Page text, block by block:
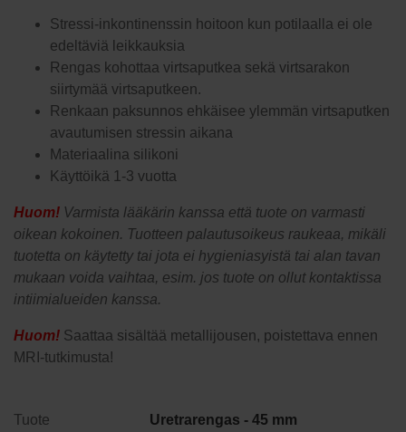
Stressi-inkontinenssin hoitoon kun potilaalla ei ole
edeltäviä leikkauksia
Rengas kohottaa virtsaputkea sekä virtsarakon
siirtymää virtsaputkeen.
Renkaan paksunnos ehkäisee ylemmän virtsaputken
avautumisen stressin aikana
Materiaalina silikoni
Käyttöikä 1-3 vuotta
Huom! Varmista lääkärin kanssa että tuote on varmasti
oikean kokoinen. Tuotteen palautusoikeus raukeaa, mikäli
tuotetta on käytetty tai jota ei hygieniasyistä tai alan tavan
mukaan voida vaihtaa, esim. jos tuote on ollut kontaktissa
intiimialueiden kanssa.
Huom! Saattaa sisältää metallijousen, poistettava ennen
MRI-tutkimusta!
Uretrarengas - 45 mm